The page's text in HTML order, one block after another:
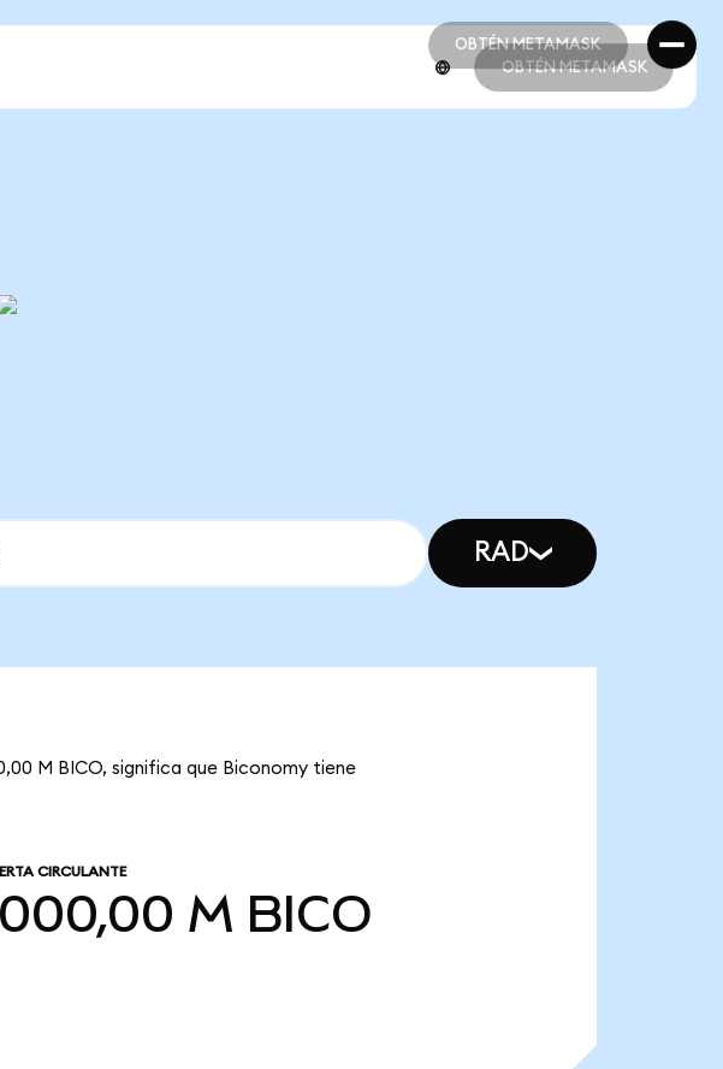
OBTÉN METAMASK
OBTÉN METAMASK
OBTÉN METAMASK
RAD
M BICO, significa que Biconomy tiene
CIRCULANTE
M BICO